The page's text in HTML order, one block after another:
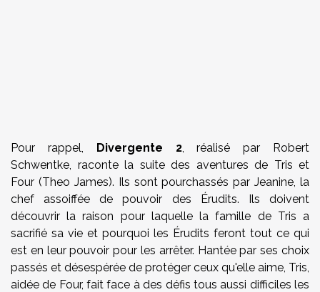
Pour rappel, Divergente 2, réalisé par Robert
Schwentke, raconte la suite des aventures de Tris et
Four (Theo James). Ils sont pourchassés par Jeanine, la
chef assoiffée de pouvoir des Érudits. Ils doivent
découvrir la raison pour laquelle la famille de Tris a
sacrifié sa vie et pourquoi les Érudits feront tout ce qui
est en leur pouvoir pour les arrêter. Hantée par ses choix
passés et désespérée de protéger ceux qu'elle aime, Tris,
aidée de Four, fait face à des défis tous aussi difficiles les